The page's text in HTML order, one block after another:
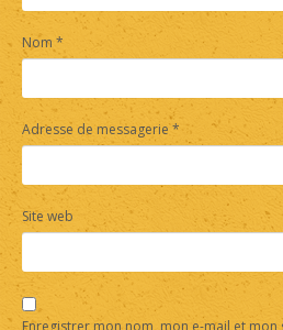
Nom *
Adresse de messagerie*
Site web